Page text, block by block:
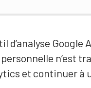
Google
n’est
et continuer
école fédérale
Macolin HEFSM